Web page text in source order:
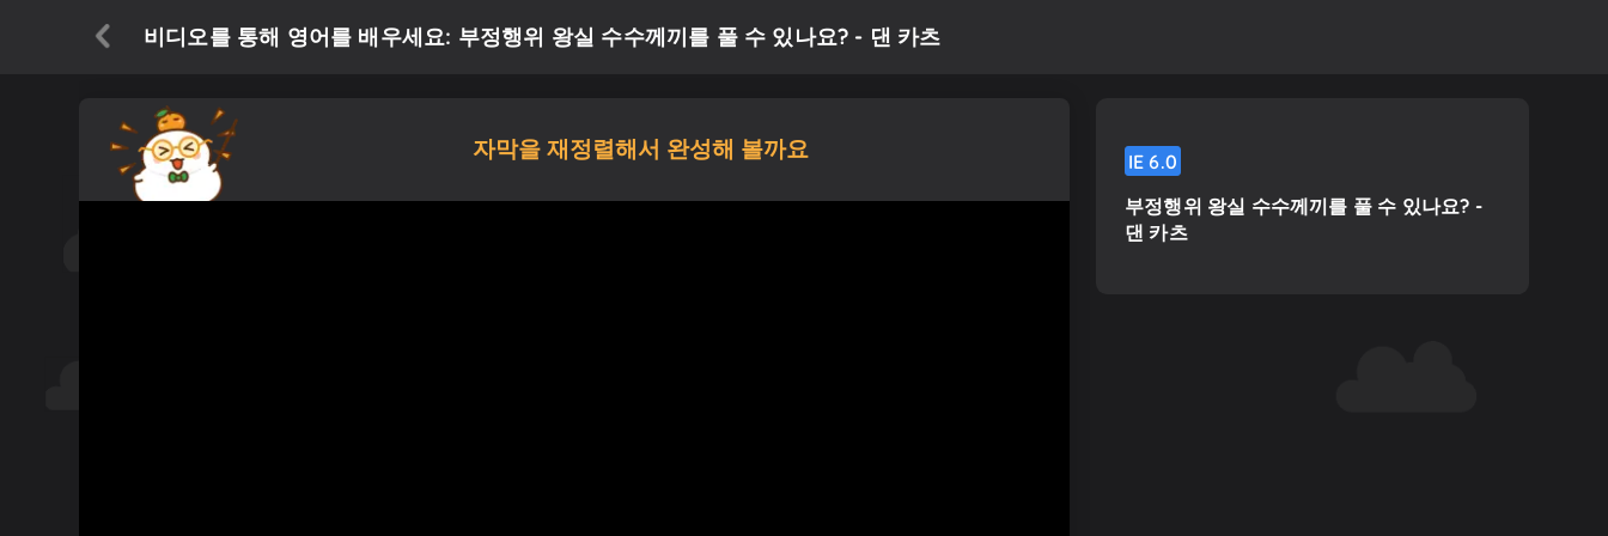
비디오를 통해 영어를 배우세요: 부정행위 왕실 수수께끼를 풀 수 있나요? - 댄 카츠
자막을 재정렬해서 완성해 볼까요 IE 6.0
부정행위 왕실 수수께끼를 풀 수 있나요? -
댄 카츠